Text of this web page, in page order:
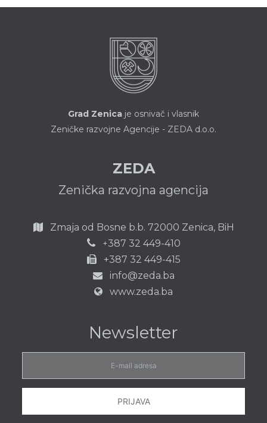
Grad Zenica je osnivač i vlasnik
Zeničke razvojne Agencije - ZEDA d.o.o.
ZEDA
Zenička razvojna agencija
Zmaja od Bosne b.b. 72000 Zenica, BiH
+387 32 449-410
+387 32 449-415
info@zeda.ba
www.zeda.ba
Newsletter
adresa
PRIJAVA